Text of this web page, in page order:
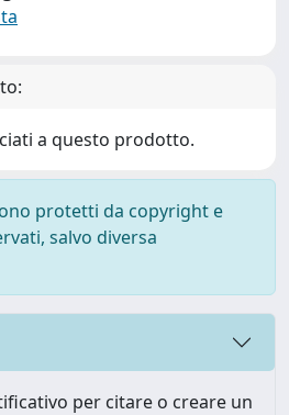
a questo prodotto.
protetti da copyright e
salvo diversa
per citare o creare un